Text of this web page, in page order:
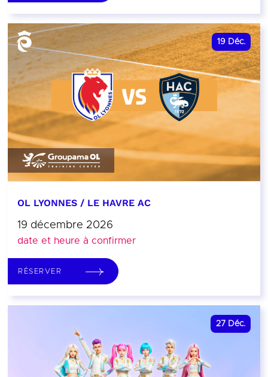
19 Déc.
OL LYONNES / LE HAVRE AC
19 décembre 2026
date et heure à confirmer
RÉSERVER
27 Déc.